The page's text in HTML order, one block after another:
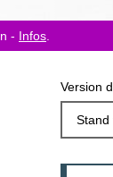
- Infos
Version